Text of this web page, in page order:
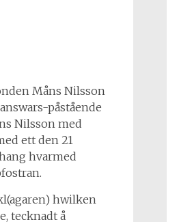
Måns Nilsson
påstående
Nilsson med
ett den 21
hvarmed
hwilken
tecknadt å